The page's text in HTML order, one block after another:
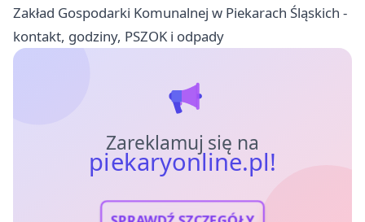
Zakład Gospodarki Komunalnej w Piekarach Śląskich -
kontakt, godziny, PSZOK i odpady
Zareklamuj się na
piekaryonline.pl!